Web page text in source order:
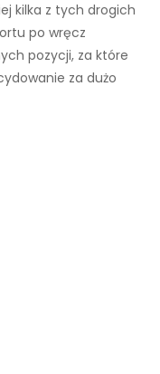
kilka z tych drogich
po wręcz
pozycji, za które
za dużo